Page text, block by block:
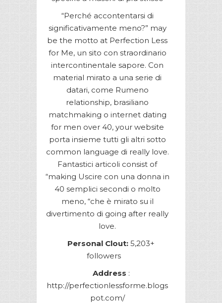
“Perché accontentarsi di
significativamente meno?” may
be the motto at Perfection Less
for Me, un sito con straordinario
intercontinentale sapore. Con
material mirato a una serie di
datari, come Rumeno
relationship, brasiliano
matchmaking o internet dating
for men over 40, your website
porta insieme tutti gli altri sotto
common language di really love.
Fantastici articoli consist of
“making Uscire con una donna in
40 semplici secondi o molto
meno, “che è mirato su il
divertimento di going after really
love.
Personal Clout: 5,203+
followers
Address :
http://perfectionlessforme.blogs
pot.com/